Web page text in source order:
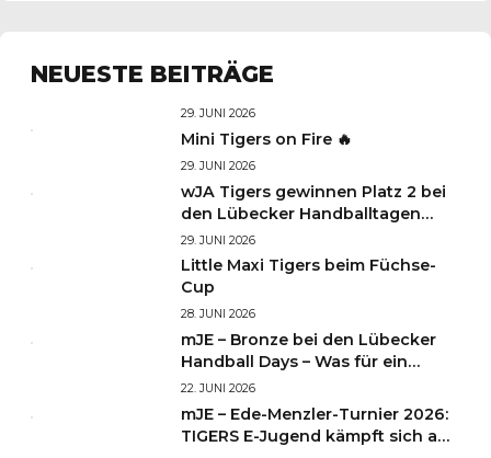
NEUESTE BEITRÄGE
Mini Tigers on Fire 🔥
wJA Tigers gewinnen Platz 2 bei
den Lübecker Handballtagen
2026
Little Maxi Tigers beim Füchse-
Cup
mJE – Bronze bei den Lübecker
Handball Days – Was für ein
Wochenende für unsere kleinen
TIGERS
mJE – Ede-Menzler-Turnier 2026:
TIGERS E-Jugend kämpft sich auf